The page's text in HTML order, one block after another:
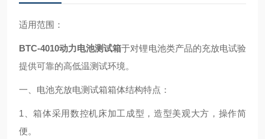
适用范围：
BTC-4010动力电池测试箱于对锂电池类产品的充放电试验
提供可靠的高低温测试环境。
一、电池充放电测试箱箱体结构特点：
1、箱体采用数控机床加工成型，造型美观大方，操作简
便。